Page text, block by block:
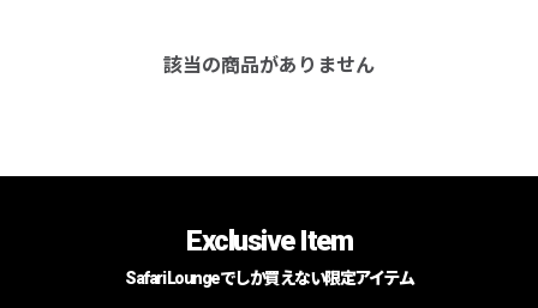
該当の商品がありません
Exclusive Item
Safari Loungeでしか買えない限定アイテム